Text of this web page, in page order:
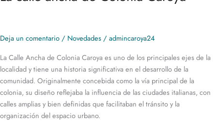
Deja un comentario / Novedades / admincaroya24
La Calle Ancha de Colonia Caroya es uno de los principales ejes de la
localidad y tiene una historia significativa en el desarrollo de la
comunidad. Originalmente concebida como la vía principal de la
colonia, su diseño reflejaba la influencia de las ciudades italianas, con
calles amplias y bien definidas que facilitaban el tránsito y la
organización del espacio urbano.